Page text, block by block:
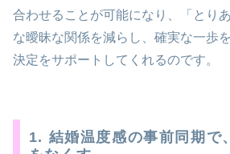
合わせることが可能になり、「とり
な曖昧な関係を減らし、確実な一歩
決定をサポートしてくれるのです。
1. 結婚温度感の事前同期で